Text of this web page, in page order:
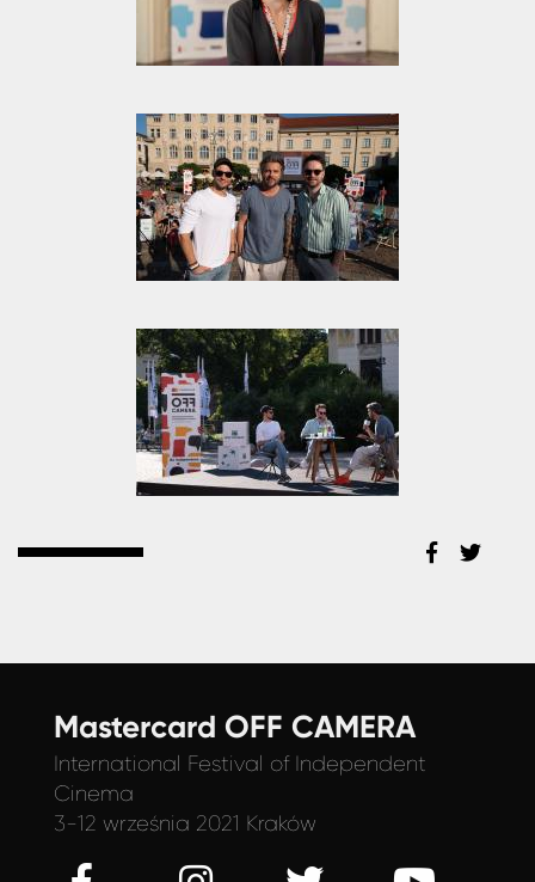
Mastercard OFF CAMERA
International Festival of Independent
Cinema
3-12 września 2021 Kraków